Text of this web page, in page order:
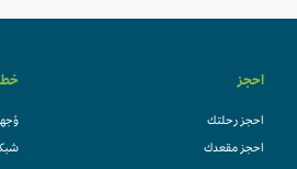
احجز
احجز رحلتك
احجز مقعدك
خطط
وُجهاتنا
شبكتنا